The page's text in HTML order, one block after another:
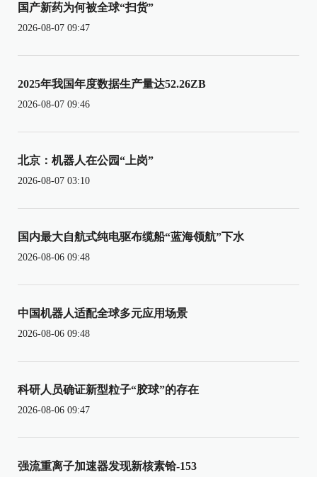
国产新药为何被全球“扫货”
2026-08-07 09:47
2025年我国年度数据生产量达52.26ZB
2026-08-07 09:46
北京：机器人在公园“上岗”
2026-08-07 03:10
国内最大自航式纯电驱布缆船“蓝海领航”下水
2026-08-06 09:48
中国机器人适配全球多元应用场景
2026-08-06 09:48
科研人员确证新型粒子“胶球”的存在
2026-08-06 09:47
强流重离子加速器发现新核素铪-153